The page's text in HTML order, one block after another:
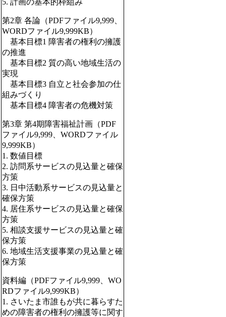
5. 計画の基本的枠組み
第2章 各論（PDFファイル9,999、
WORDファイル9,999KB）
基本目標1 障害者の権利の擁護
の推進
基本目標2 質の高い地域生活の
実現
基本目標3 自立と社会参加の仕
組みづくり
基本目標4 障害者の危機対策
第3章 第4期障害福祉計画（PDF
ファイル9,999、WORDファイル
9,999KB）
1. 数値目標
2. 訪問系サービスの見込量と確保
方策
3. 日中活動系サービスの見込量と
確保方策
4. 居住系サービスの見込量と確保
方策
5. 相談支援サービスの見込量と確
保方策
6. 地域生活支援事業の見込量と確
保方策
資料編（PDFファイル9,999、WO
RDファイル9,999KB）
1. さいたま市誰もが共に暮らすた
めの障害者の権利の擁護等に関す